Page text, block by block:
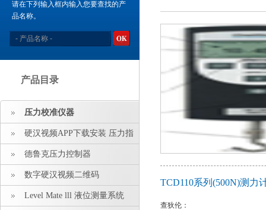
请在下列输入框内输入您要查找的产
品名称。
产品目录
压力校准仪器
硬汉视频APP下载安装 压力指
示仪 压力标准源
德鲁克压力控制器
数字硬汉视频二维码
Level Mate lll 液位测量系统
TCD110系列(500N)测力
查狄伦：